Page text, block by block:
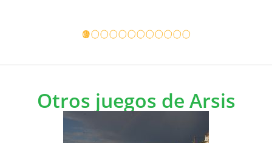
Detalles del juego
Otros juegos de Arsis